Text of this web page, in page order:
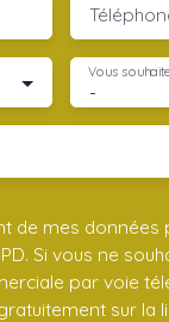
-
Vous
de mes données
Si vous ne
par voie
sur la